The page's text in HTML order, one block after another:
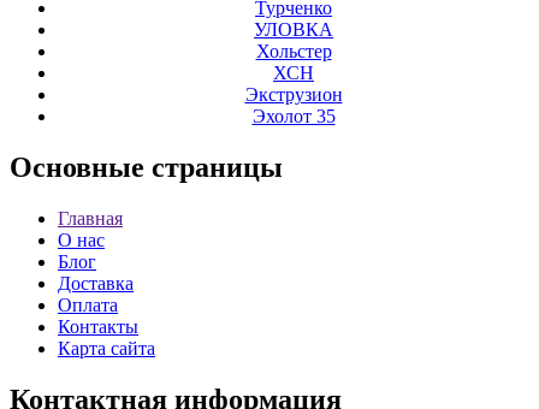
Турченко
УЛОВКА
Хольстер
ХСН
Экструзион
Эхолот 35
Основные страницы
Главная
О нас
Блог
Доставка
Оплата
Контакты
Карта сайта
Контактная информация